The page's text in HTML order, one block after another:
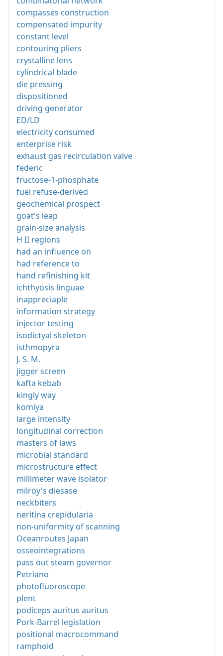
compasses construction
compensated impurity
constant level
contouring pliers
crystalline lens
cylindrical blade
die pressing
dispositioned
driving generator
ED/LD
electricity consumed
enterprise risk
exhaust gas recirculation valve
federic
fructose-1-phosphate
fuel refuse-derived
geochemical prospect
goat's leap
grain-size analysis
H II regions
had an influence on
had reference to
hand refinishing kit
ichthyosis linguae
inappreciaple
information strategy
injector testing
isodictyal skeleton
isthmopyra
J. S. M.
jigger screen
kafta kebab
kingly way
komiya
large intensity
longitudinal correction
masters of laws
microbial standard
microstructure effect
millimeter wave isolator
milroy's diesase
neckbiters
neritina crepidularia
non-uniformity of scanning
Oceanroutes Japan
osseointegrations
pass out steam governor
Petriano
photofluoroscope
plent
podiceps auritus auritus
Pork-Barrel legislation
positional macrocommand
ramphoid